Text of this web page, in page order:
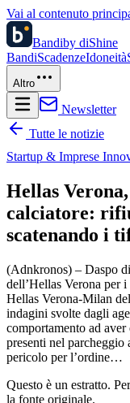
Vai al contenuto
Bandiby diShine
BandiScadenzeIdoneità
Altro
Newsletter
Tutte le notizie
Startup & Imprese
Hellas
calciatore:
scatenando i
(Adnkronos) – Daspo
dell’Hellas Verona per
Hellas Verona-Milan
indagini svolte dagli
comportamento ad
presenti nel parcheggio
pericolo per l’ordine…
Questo è un estratto.
la fonte originale.